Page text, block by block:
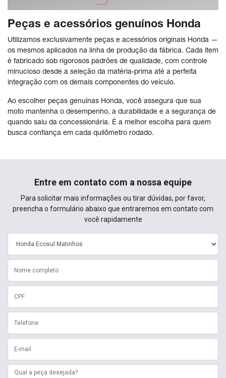
Peças e acessórios genuínos Honda
Utilizamos exclusivamente peças e acessórios originais Honda —
os mesmos aplicados na linha de produção da fábrica. Cada item
é fabricado sob rigorosos padrões de qualidade, com controle
minucioso desde a seleção da matéria-prima até a perfeita
integração com os demais componentes do veículo.
Ao escolher peças genuínas Honda, você assegura que sua
moto mantenha o desempenho, a durabilidade e a segurança de
quando saiu da concessionária. É a melhor escolha para quem
busca confiança em cada quilômetro rodado.
Entre em contato com a nossa equipe
Para solicitar mais informações ou tirar dúvidas, por favor,
preencha o formulário abaixo que entraremos em contato com
você rapidamente